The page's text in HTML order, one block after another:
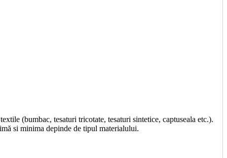
(bumbac, tesaturi tricotate, tesaturi sintetice, captuseala etc.).
si minima depinde de tipul materialului.